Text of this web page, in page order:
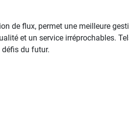
de flux, permet une meilleure
et un service irréprochables.
du futur.